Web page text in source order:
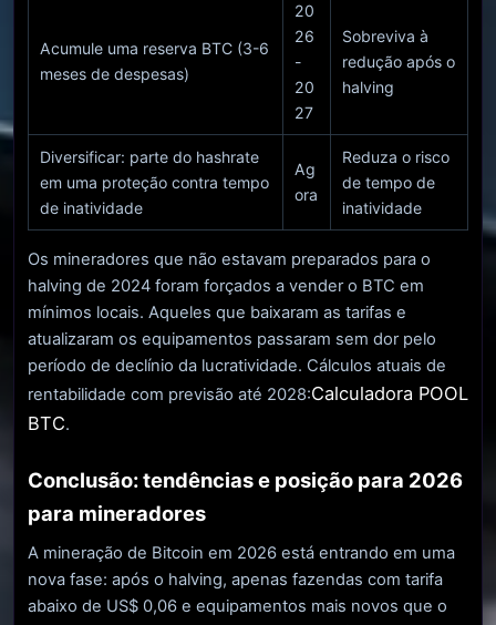
Acumule uma reserva BTC (3-6
meses de despesas)
20
26
-
20
27
Sobreviva à
redução após o
halving
Diversificar: parte do hashrate
em uma proteção contra tempo
de inatividade
Ag
ora
Reduza o risco
de tempo de
inatividade
Os mineradores que não estavam preparados para o
halving de 2024 foram forçados a vender o BTC em
mínimos locais. Aqueles que baixaram as tarifas e
atualizaram os equipamentos passaram sem dor pelo
período de declínio da lucratividade. Cálculos atuais de
rentabilidade com previsão até 2028:Calculadora POOL
BTC.
Conclusão: tendências e posição para 2026
para mineradores
A mineração de Bitcoin em 2026 está entrando em uma
nova fase: após o halving, apenas fazendas com tarifa
abaixo de US$ 0,06 e equipamentos mais novos que o